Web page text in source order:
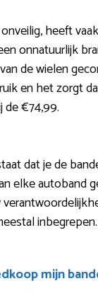
heeft
onnatuurlijk
de wielen
en het zorgt
de €74,99.
dat je de
elke autoband
inbegrepen.
mijn